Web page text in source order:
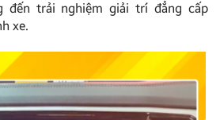
đến trải nghiệm giải trí đẳng cấp
xe.